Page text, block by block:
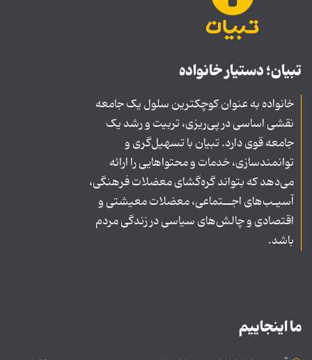
تبیان؛ دستیار خانواده
خانواده به عنوان کوچکترین سلول یک جامعه
نقشی اساسی در پی‌ریزی، تربیت و رشد یک
جامعه قوی دارد. تبیان با تسهیل‌گری و
توانمندسازی، خدمات و محتواهایی را ارائه
می‌دهد که بتواند گره‌گشای معضلات فرهنگی،
آسیـب‌های اجــتماعی، معضلات معیشتی و
اقتصادی و چالش‌های سیاسی در زندگی مردم
باشد.
ما اینجاییم